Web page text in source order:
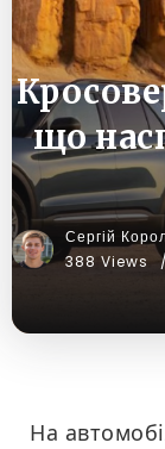
що
Сергій
388 Views
На